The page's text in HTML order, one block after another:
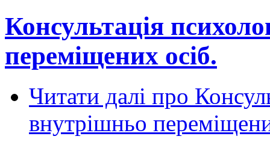
Консультація
переміщених осіб.
Читати далі про
внутрішньо